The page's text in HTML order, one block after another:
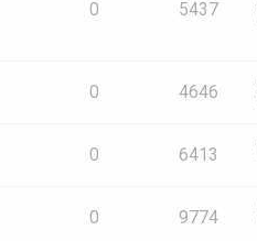
0 5437
0 4646
0 6413
0 9774